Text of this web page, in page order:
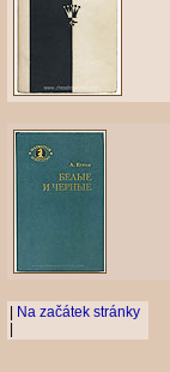
Na začátek stránky